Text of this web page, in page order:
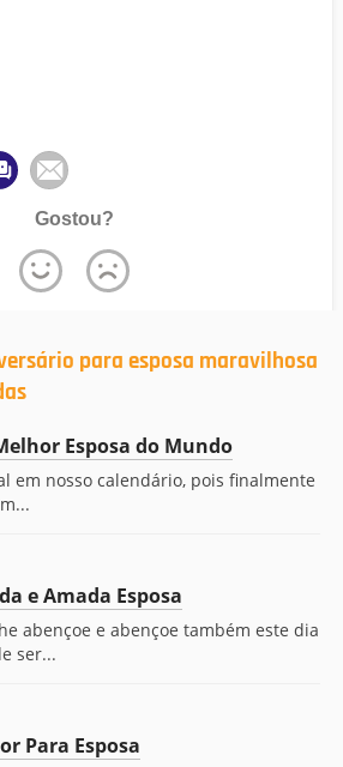
Gostou?
para esposa maravilhosa
Esposa do Mundo
em nosso calendário, pois finalmente
e Amada Esposa
abençoe e abençoe também este dia
ser...
Para Esposa